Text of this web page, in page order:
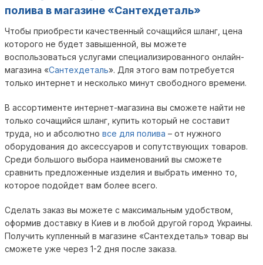
полива в магазине «Сантехдеталь»
Чтобы приобрести качественный сочащийся шланг, цена
которого не будет завышенной, вы можете
воспользоваться услугами специализированного онлайн-
магазина «Сантехдеталь». Для этого вам потребуется
только интернет и несколько минут свободного времени.
В ассортименте интернет-магазина вы сможете найти не
только сочащийся шланг, купить который не составит
труда, но и абсолютно все для полива – от нужного
оборудования до аксессуаров и сопутствующих товаров.
Среди большого выбора наименований вы сможете
сравнить предложенные изделия и выбрать именно то,
которое подойдет вам более всего.
Сделать заказ вы можете с максимальным удобством,
оформив доставку в Киев и в любой другой город Украины.
Получить купленный в магазине «Сантехдеталь» товар вы
сможете уже через 1-2 дня после заказа.